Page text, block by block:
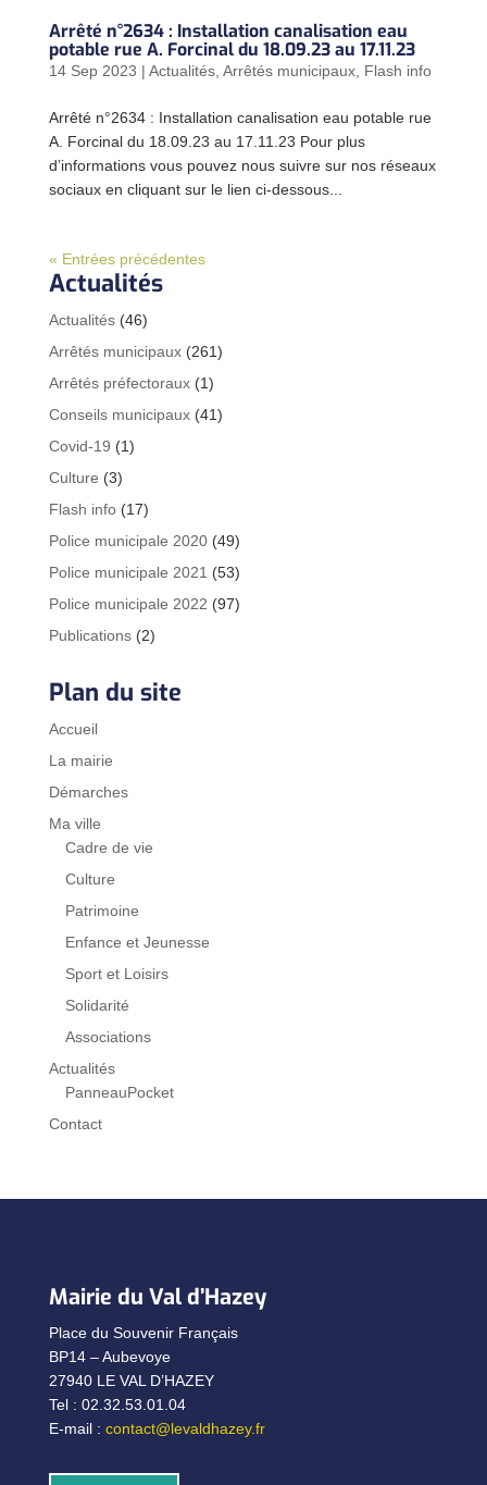
Arrêté n°2634 : Installation canalisation eau
potable rue A. Forcinal du 18.09.23 au 17.11.23
14 Sep 2023 | Actualités, Arrêtés municipaux, Flash info
Arrêté n°2634 : Installation canalisation eau potable rue
A. Forcinal du 18.09.23 au 17.11.23 Pour plus
d’informations vous pouvez nous suivre sur nos réseaux
sociaux en cliquant sur le lien ci-dessous...
« Entrées précédentes
Actualités
Actualités(46)
Arrêtés municipaux(261)
Arrêtés préfectoraux(1)
Conseils municipaux(41)
Covid-19 (1)
Culture (3)
Flash info(17)
Police municipale 2020(49)
Police municipale 2021 (53)
Police municipale 2022 (97)
Publications(2)
Plan du site
Accueil
La mairie
Démarches
Ma ville
Cadre de vie
Culture
Patrimoine
Enfance et Jeunesse
Sport et Loisirs
Solidarité
Associations
Actualités
PanneauPocket
Contact
Mairie du Val d’Hazey
Place du Souvenir Français
BP14 – Aubevoye
27940 LE VAL D’HAZEY
Tel : 02.32.53.01.04
E-mail : contact@levaldhazey.fr